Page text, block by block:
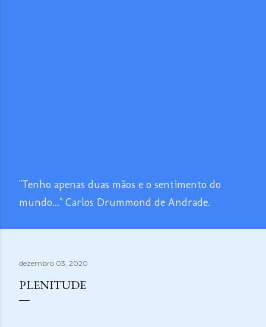
"Tenho apenas duas mãos e o sentimento do
mundo..." Carlos Drummond de Andrade.
dezembro 03, 2020
PLENITUDE